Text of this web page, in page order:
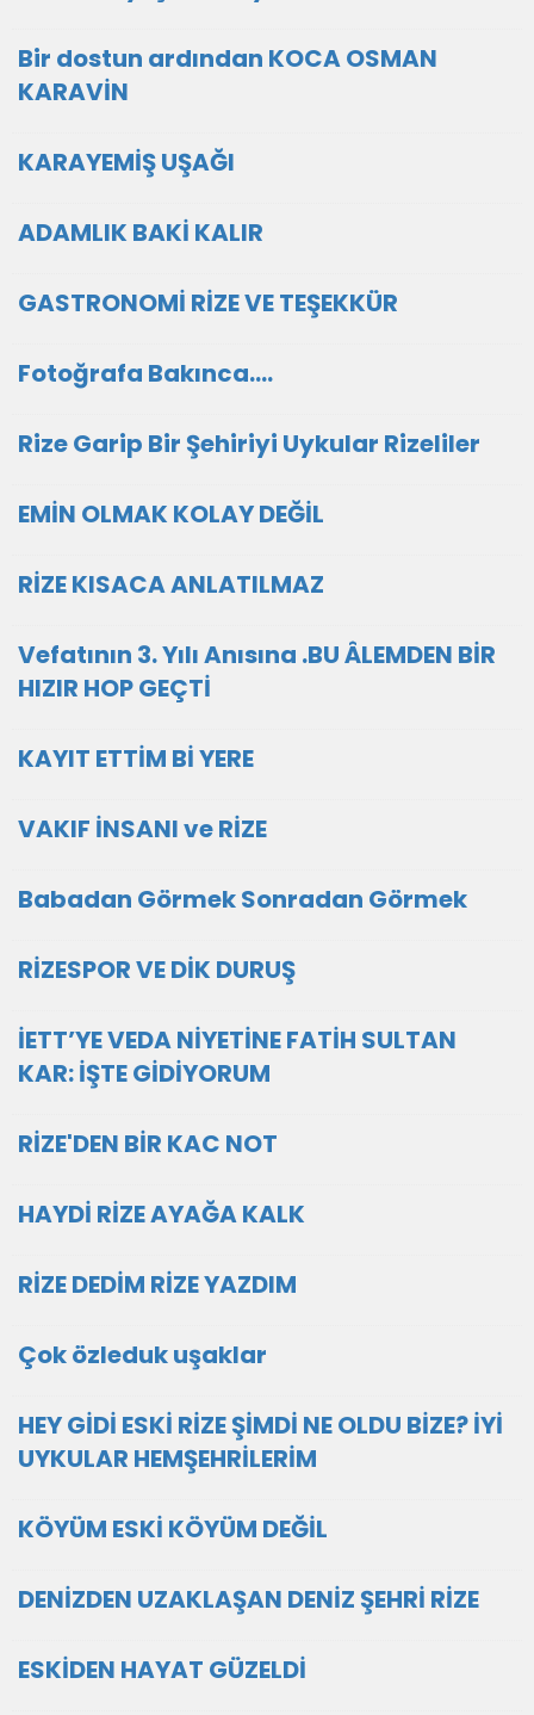
Bir dostun ardından KOCA OSMAN
KARAVİN
KARAYEMİŞ UŞAĞI
ADAMLIK BAKİ KALIR
GASTRONOMİ RİZE VE TEŞEKKÜR
Fotoğrafa Bakınca....
Rize Garip Bir Şehiriyi Uykular Rizeliler
EMİN OLMAK KOLAY DEĞİL
RİZE KISACA ANLATILMAZ
Vefatının 3. Yılı Anısına .BU ÂLEMDEN BİR
HIZIR HOP GEÇTİ
KAYIT ETTİM Bİ YERE
VAKIF İNSANI ve RİZE
Babadan Görmek Sonradan Görmek
RİZESPOR VE DİK DURUŞ
İETT’YE VEDA NİYETİNE FATİH SULTAN
KAR: İŞTE GİDİYORUM
RİZE'DEN BİR KAC NOT
HAYDİ RİZE AYAĞA KALK
RİZE DEDİM RİZE YAZDIM
Çok özleduk uşaklar
HEY GİDİ ESKİ RİZE ŞİMDİ NE OLDU BİZE? İYİ
UYKULAR HEMŞEHRİLERİM
KÖYÜM ESKİ KÖYÜM DEĞİL
DENİZDEN UZAKLAŞAN DENİZ ŞEHRİ RİZE
ESKİDEN HAYAT GÜZELDİ